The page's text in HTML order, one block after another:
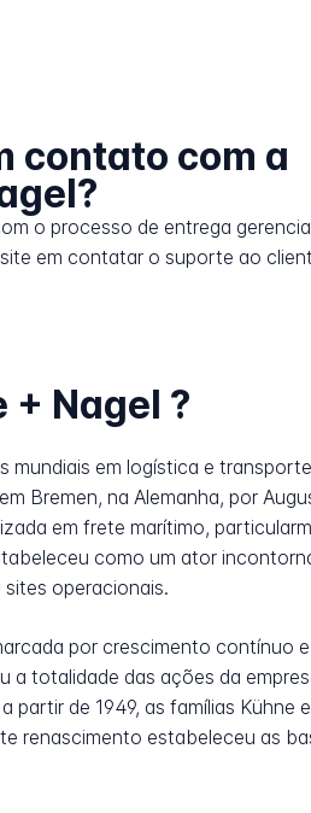
contato com a
o processo de entrega
em contatar o suporte ao
+ Nagel ?
mundiais em logística e
Bremen, na Alemanha, por
em frete marítimo,
como um ator
operacionais.
por crescimento
a totalidade das ações da
partir de 1949, as famílias
renascimento estabeleceu as